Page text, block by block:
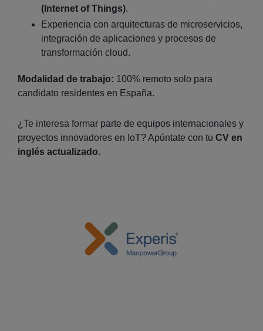
(Internet of Things).
Experiencia con arquitecturas de microservicios,
integración de aplicaciones y procesos de
transformación cloud.
Modalidad de trabajo: 100% remoto solo para
candidato residentes en España.
¿Te interesa formar parte de equipos internacionales y
proyectos innovadores en IoT? Apúntate con tu CV en
inglés actualizado.